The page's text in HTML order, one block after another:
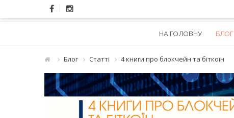
to
НА ГОЛОВНУ БЛОГ
Блог Статті 4 книги про блокчейн та біткоїн